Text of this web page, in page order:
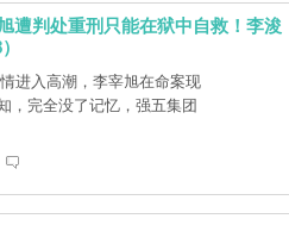
遭判处重刑只能在狱中自救！李浚
进入高潮，李宰旭在命案现
，完全没了记忆，强五集团